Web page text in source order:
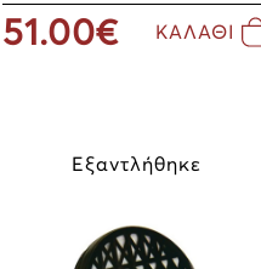
51.00€ ΚΑΛΑΘΙ
Εξαντλήθηκε